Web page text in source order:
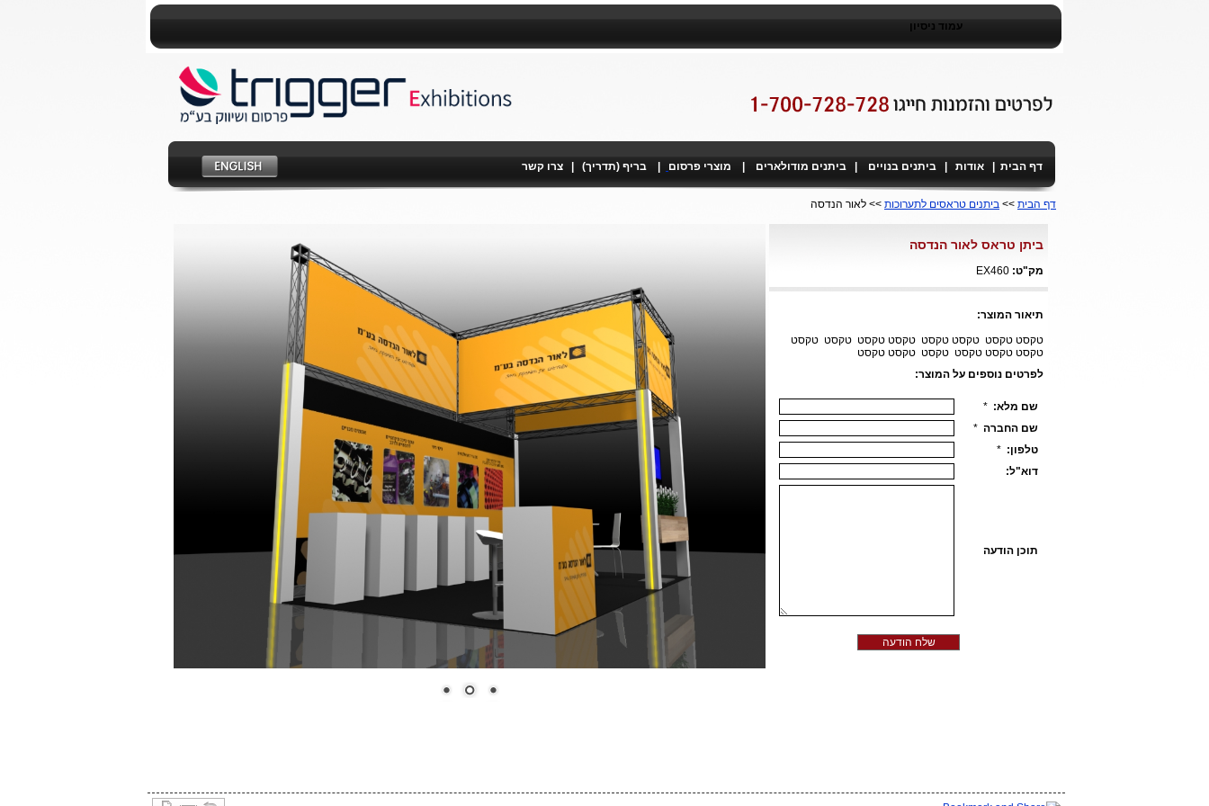
עמוד ניסיון
דף הבית אודות ביתנים בנויים ביתנים מודולארים מוצרי פרסום בריף (תדריך) צרו קשר
דף הבית >> ביתנים טראסים לתערוכות >> לאור הנדסה
ביתן טראס לאור הנדסה
מק"ט: EX460
תיאור המוצר:
טקסט טקסט טקסט טקסט טקסט טקסט טקסט טקסט
טקסט טקסט טקסט טקסט טקסט טקסט
לפרטים נוספים על המוצר: